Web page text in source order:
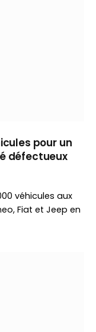
pour un
défectueux
véhicules aux
Fiat et Jeep en